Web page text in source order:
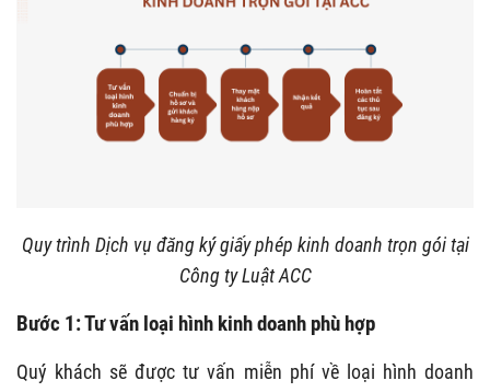
Quy trình Dịch vụ đăng ký giấy phép kinh doanh trọn gói tại
Công ty Luật ACC
Bước 1: Tư vấn loại hình kinh doanh phù hợp
Quý khách sẽ được tư vấn miễn phí về loại hình doanh